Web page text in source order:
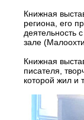
Книжная
региона, его
деятельность
зале
Книжная
писателя,
которой жил и